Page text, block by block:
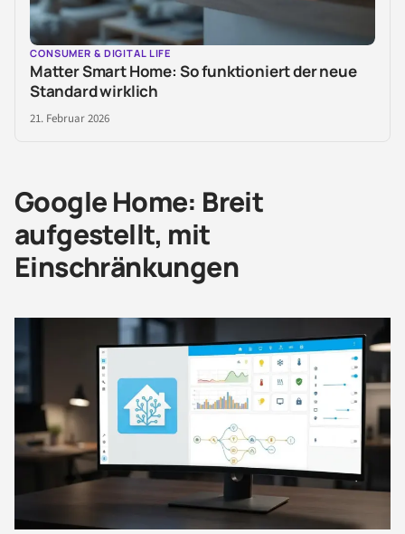
CONSUMER & DIGITAL LIFE
Matter Smart Home: So funktioniert der neue
Standard wirklich
21. Februar 2026
Google Home: Breit
aufgestellt, mit
Einschränkungen